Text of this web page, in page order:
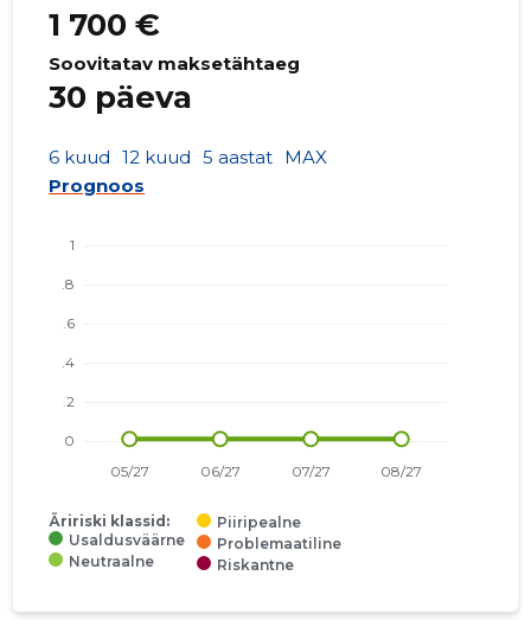
1 700 €
Soovitatav maksetähtaeg
30 päeva
6 kuud 12 kuud 5 aastat MAX
Prognoos
Äririski klassid:
Usaldusväärne
Neutraalne
Piiripealne
Problemaatiline
Riskantne